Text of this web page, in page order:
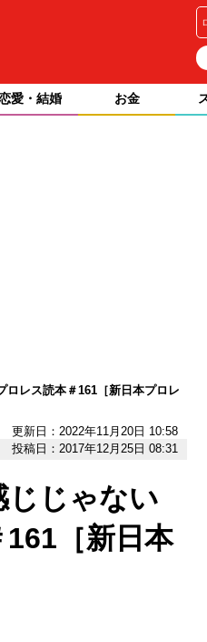
愛・結婚 お金
レス読本＃161［新日本プロレ
更新日：2022年11月20日 10:58
投稿日：2017年12月25日 08:31
じじゃない
［新日本